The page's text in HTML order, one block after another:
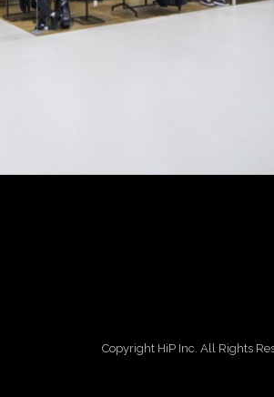
Copyright HiP Inc. All Rights